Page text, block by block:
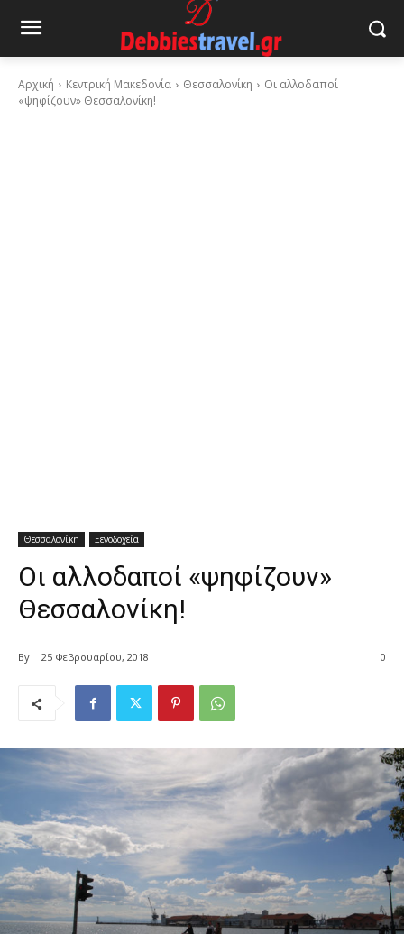
Αρχική Κεντρική Μακεδονία Θεσσαλονίκη
Οι αλλοδαποί
«ψηφίζουν» Θεσσαλονίκη!
Θεσσαλονίκη Ξενοδοχεία
Οι αλλοδαποί «ψηφίζουν»
Θεσσαλονίκη!
By 25 Φεβρουαρίου, 2018 0